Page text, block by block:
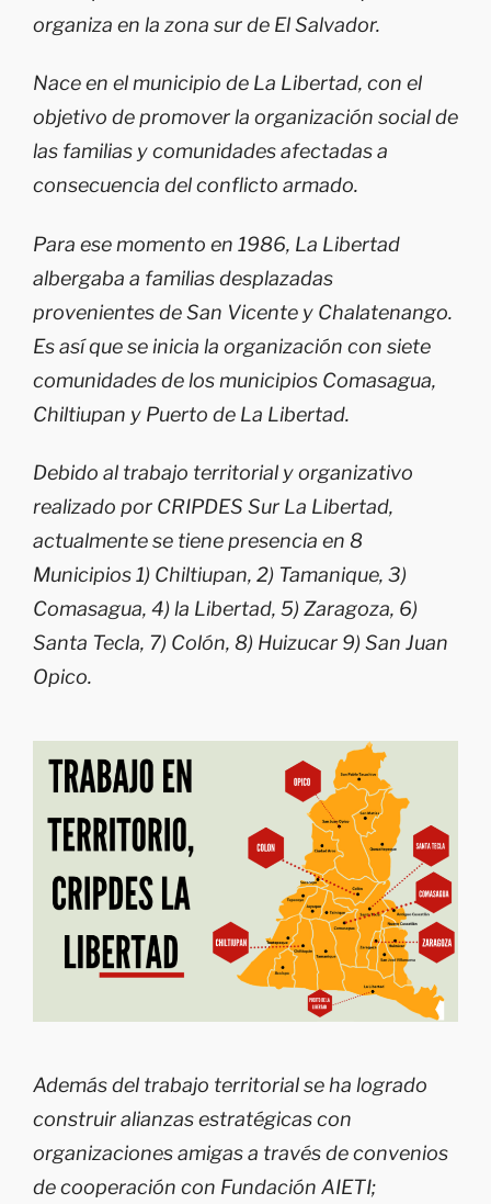
organiza en la zona sur de El Salvador.
Nace en el municipio de La Libertad, con el
objetivo de promover la organización social de
las familias y comunidades afectadas a
consecuencia del conflicto armado.
Para ese momento en 1986, La Libertad
albergaba a familias desplazadas
provenientes de San Vicente y Chalatenango.
Es así que se inicia la organización con siete
comunidades de los municipios Comasagua,
Chiltiupan y Puerto de La Libertad.
Debido al trabajo territorial y organizativo
realizado por CRIPDES Sur La Libertad,
actualmente se tiene presencia en 8
Municipios 1) Chiltiupan, 2) Tamanique, 3)
Comasagua, 4) la Libertad, 5) Zaragoza, 6)
Santa Tecla, 7) Colón, 8) Huizucar 9) San Juan
Opico.
Además del trabajo territorial se ha logrado
construir alianzas estratégicas con
organizaciones amigas a través de convenios
de cooperación con Fundación AIETI;